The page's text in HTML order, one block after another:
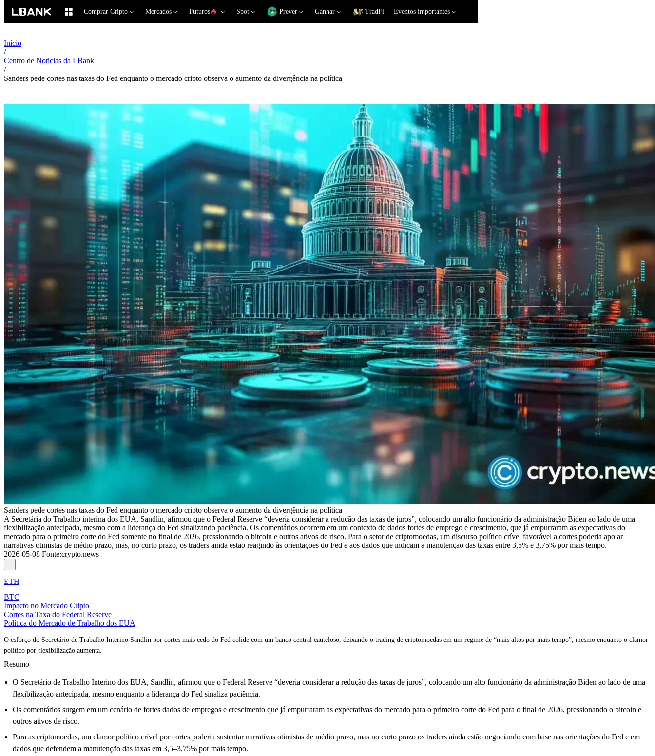
Comprar Cripto Mercados Futuros Spot Prever Ganhar TradFi Eventos importantes
Início
/
Centro de Notícias da LBank
/
Sanders pede cortes nas taxas do Fed enquanto o mercado cripto observa o aumento da divergência na política
Sanders pede cortes nas taxas do Fed enquanto o mercado cripto observa o aumento da divergência na política
A Secretária do Trabalho interina dos EUA, Sandlin, afirmou que o Federal Reserve “deveria considerar a redução das taxas de juros”, colocando um alto funcionário da administração Biden ao lado de uma
flexibilização antecipada, mesmo com a liderança do Fed sinalizando paciência. Os comentários ocorrem em um contexto de dados fortes de emprego e crescimento, que já empurraram as expectativas do
mercado para o primeiro corte do Fed somente no final de 2026, pressionando o bitcoin e outros ativos de risco. Para o setor de criptomoedas, um discurso político crível favorável a cortes poderia apoiar
narrativas otimistas de médio prazo, mas, no curto prazo, os traders ainda estão reagindo às orientações do Fed e aos dados que indicam a manutenção das taxas entre 3,5% e 3,75% por mais tempo.
2026-05-08 Fonte:crypto.news
ETH
BTC
Impacto no Mercado Cripto
Cortes na Taxa do Federal Reserve
Política do Mercado de Trabalho dos EUA
O esforço do Secretário de Trabalho Interino Sandlin por cortes mais cedo do Fed colide com um banco central cauteloso, deixando o trading de criptomoedas em um regime de “mais altos por mais tempo”, mesmo enquanto o clamor
político por flexibilização aumenta.
Resumo
O Secretário de Trabalho Interino dos EUA, Sandlin, afirmou que o Federal Reserve “deveria considerar a redução das taxas de juros”, colocando um alto funcionário da administração Biden ao lado de uma
flexibilização antecipada, mesmo enquanto a liderança do Fed sinaliza paciência.
Os comentários surgem em um cenário de fortes dados de empregos e crescimento que já empurraram as expectativas do mercado para o primeiro corte do Fed para o final de 2026, pressionando o bitcoin e
outros ativos de risco.
Para as criptomoedas, um clamor político crível por cortes poderia sustentar narrativas otimistas de médio prazo, mas no curto prazo os traders ainda estão negociando com base nas orientações do Fed e em
dados que defendem a manutenção das taxas em 3,5–3,75% por mais tempo.